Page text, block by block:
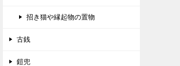
招き猫や縁起物の置物
古銭
鎧兜